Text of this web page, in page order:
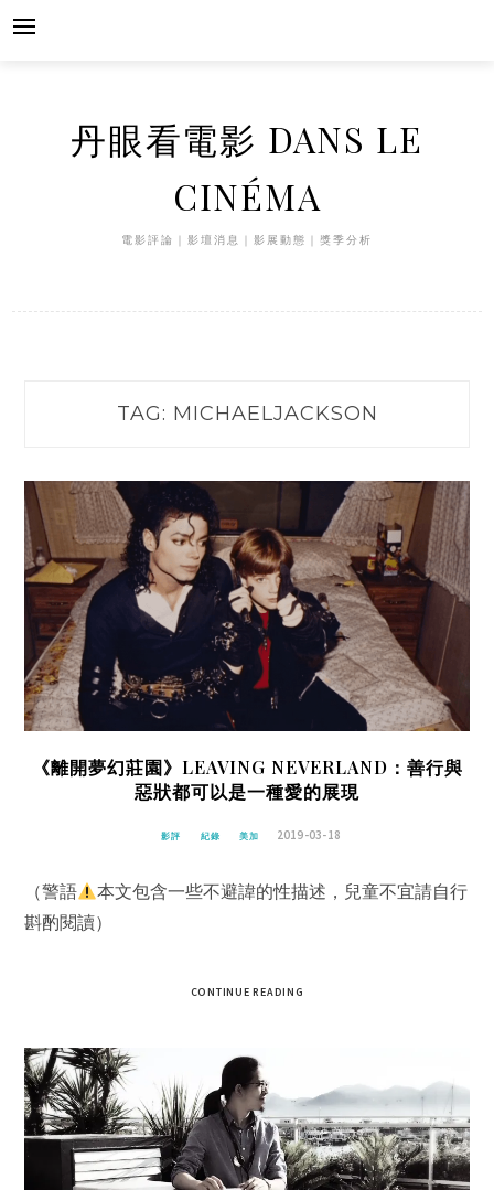
Skip
丹眼看電影 DANS LE
CINÉMA
電影評論｜影壇消息｜影展動態｜獎季分析
TAG: MICHAELJACKSON
《離開夢幻莊園》LEAVING NEVERLAND：善行與
惡狀都可以是一種愛的展現
影評 紀錄 美加 2019-03-18
（警語
本文包含一些不避諱的性描述，兒童不宜請自行
斟酌閱讀）
CONTINUE READING